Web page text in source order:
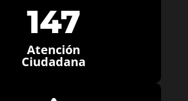
147
Atención
Ciudadana